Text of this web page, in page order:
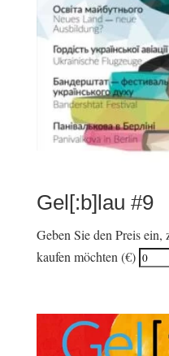
Gel[:b]lau #9
Geben Sie den Preis
kaufen möchten (€)